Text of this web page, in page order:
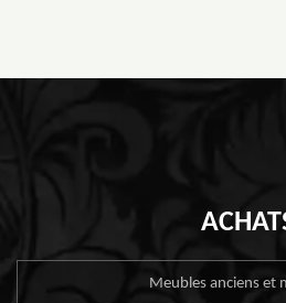
Meubles anciens et